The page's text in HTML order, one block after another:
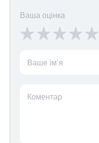
Ваша оцінка
Ваше ім’я
Коментар